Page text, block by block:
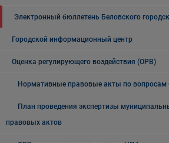
Электронный бюллетень Беловского
Городской информационный центр
Оценка регулирующего воздействия (ОРВ)
Нормативные правовые акты по вопросам
План проведения экспертизы
правовых актов